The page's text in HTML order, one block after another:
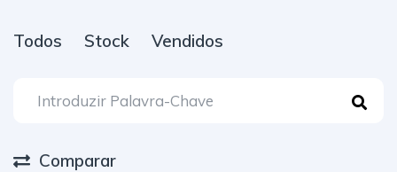
Todos Stock Vendidos
Comparar